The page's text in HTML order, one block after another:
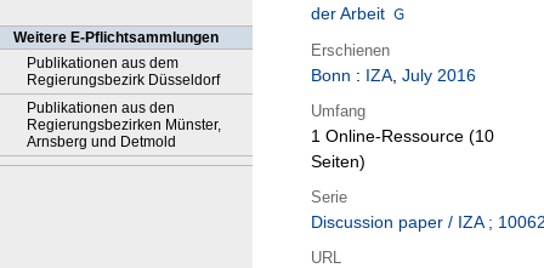
Weitere E-Pflichtsammlungen
Publikationen aus dem
Regierungsbezirk Düsseldorf
Publikationen aus den
Regierungsbezirken Münster,
Arnsberg und Detmold
der Arbeit
Erschienen
Bonn : IZA, July 2016
Umfang
1 Online-Ressource (10
Seiten)
Serie
Discussion paper / IZA ;
URL